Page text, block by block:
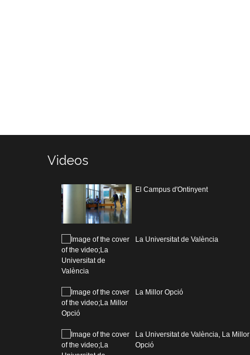
Videos
El Campus d'Ontinyent
La Universitat de València
La Millor Opció
La Universitat de València, La Millor
Opció